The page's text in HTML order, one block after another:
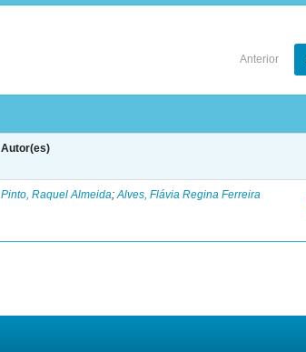
Anterior
Autor(es)
Pinto, Raquel Almeida;Alves, Flávia Regina Ferreira